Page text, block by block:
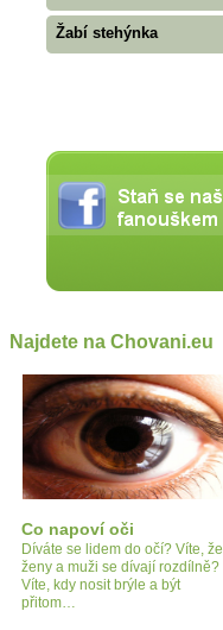
Žabí stehýnka
Najdete na Chovani.eu
Co napoví oči
Díváte se lidem do očí? Víte, že
ženy a muži se dívají rozdílně?
Víte, kdy nosit brýle a být
přitom…